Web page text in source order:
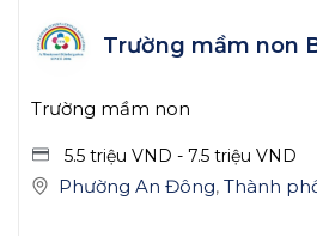
Trường mầm non
Trường mầm non
5.5 triệu VND - 7.5 triệu VND
Phường An Đông, Thành